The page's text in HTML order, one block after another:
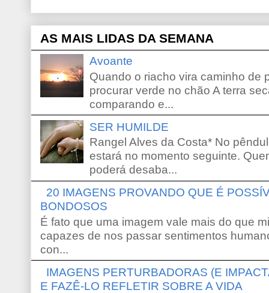
AS MAIS LIDAS DA SEMANA
Avoante
Quando o riacho vira caminho de
procurar verde no chão A terra
comparando e...
SER HUMILDE
Rangel Alves da Costa* No
estará no momento seguinte.
poderá desaba...
20 IMAGENS PROVANDO QUE É
BONDOSOS
É fato que uma imagem vale mais do que
capazes de nos passar sentimentos
con...
IMAGENS PERTURBADORAS (E
E FAZÊ-LO REFLETIR SOBRE A VIDA